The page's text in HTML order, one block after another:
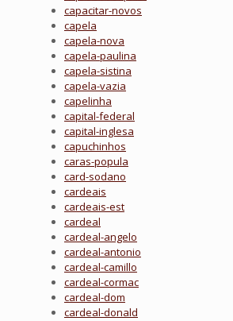
capacitar-novos
capela
capela-nova
capela-paulina
capela-sistina
capela-vazia
capelinha
capital-federal
capital-inglesa
capuchinhos
caras-popula
card-sodano
cardeais
cardeais-est
cardeal
cardeal-angelo
cardeal-antonio
cardeal-camillo
cardeal-cormac
cardeal-dom
cardeal-donald